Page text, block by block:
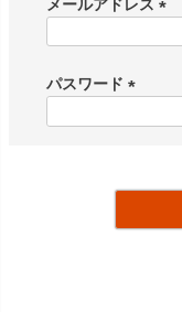
メールアドレス
)
パスワード